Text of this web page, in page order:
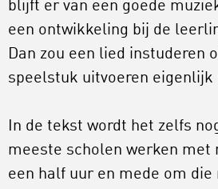
blijft er van een goede
een ontwikkeling bij de
Dan zou een lied instuderen
speelstuk uitvoeren eigenlijk
In de tekst wordt het zelfs
meeste scholen werken met
een half uur en mede om die